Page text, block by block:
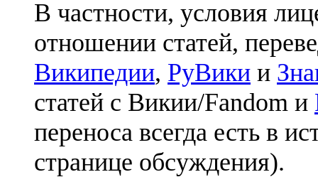
В частности, условия
отношении статей,
Википедии, РуВики и
статей с Викии/Fandom и
переноса всегда есть в
странице обсуждения).